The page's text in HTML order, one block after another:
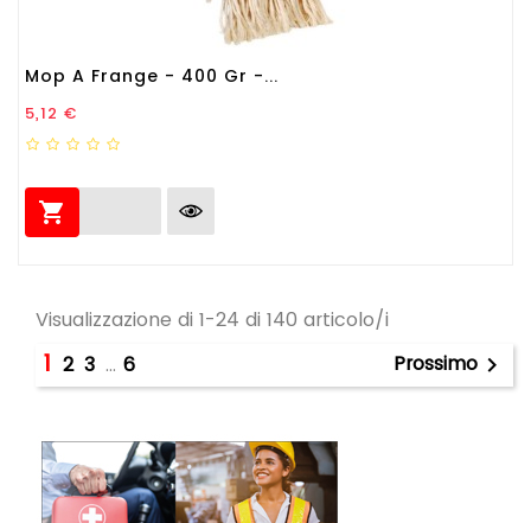
Mop A Frange - 400 Gr -...
Prezzo
5,12 €

Visualizzazione di 1-24 di 140 articolo/i
1 2 3 … 6 Prossimo 